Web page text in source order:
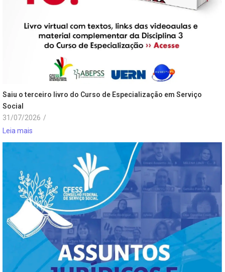
Saiu o terceiro livro do Curso de Especialização em Serviço
Social
31/07/2026 /
Leia mais